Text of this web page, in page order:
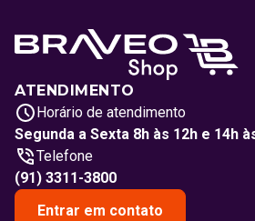
ATENDIMENTO
Horário de atendimento
Segunda a Sexta 8h às 12h e 14h
Telefone
(91) 3311-3800
Entrar em contato